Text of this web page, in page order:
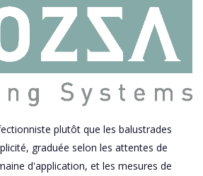
plutôt que les balustrades
graduée selon les attentes de
d'application, et les mesures de